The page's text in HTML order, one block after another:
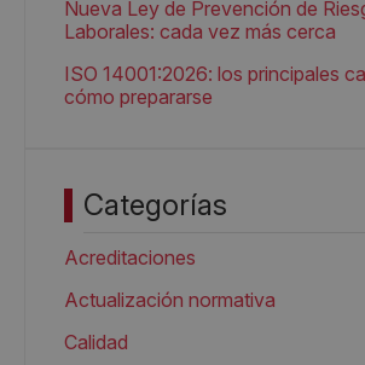
Nueva Ley de Prevención de
Laborales: cada vez más cerca
ISO 14001:2026: los principales
cómo prepararse
Categorías
Acreditaciones
Actualización normativa
Calidad